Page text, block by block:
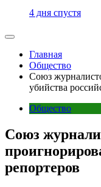
4 дня спустя
Главная
Общество
Союз
убийства
Общество
Союз
репортеров